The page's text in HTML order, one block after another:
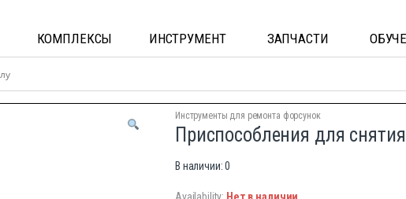
КОМПЛЕКСЫ ИНСТРУМЕНТ ЗАПЧАСТИ
Инструменты для ремонта форсунок
Приспособления для
В наличии: 0